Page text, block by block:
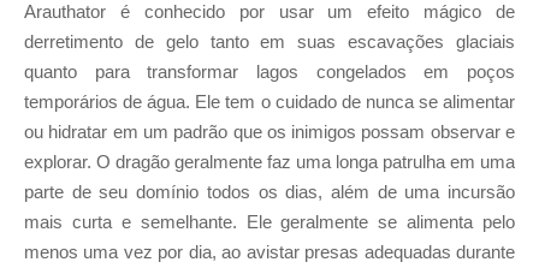
Arauthator é conhecido por usar um efeito mágico de
derretimento de gelo tanto em suas escavações glaciais
quanto para transformar lagos congelados em poços
temporários de água. Ele tem o cuidado de nunca se alimentar
ou hidratar em um padrão que os inimigos possam observar e
explorar. O dragão geralmente faz uma longa patrulha em uma
parte de seu domínio todos os dias, além de uma incursão
mais curta e semelhante. Ele geralmente se alimenta pelo
menos uma vez por dia, ao avistar presas adequadas durante